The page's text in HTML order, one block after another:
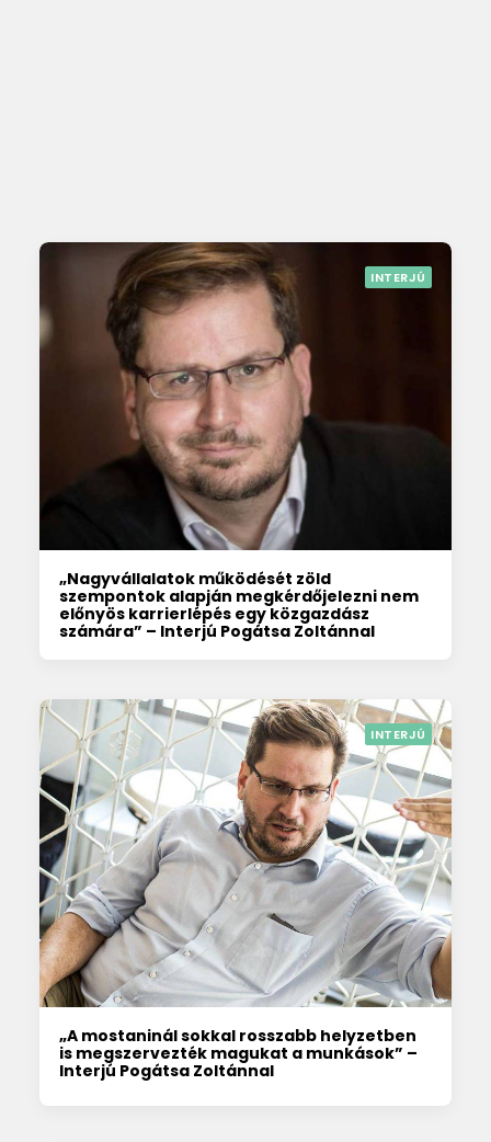
INTERJÚ
„Nagyvállalatok működését zöld
szempontok alapján megkérdőjelezni nem
előnyös karrierlépés egy közgazdász
számára” – Interjú Pogátsa Zoltánnal
INTERJÚ
„A mostaninál sokkal rosszabb helyzetben
is megszervezték magukat a munkások” –
Interjú Pogátsa Zoltánnal